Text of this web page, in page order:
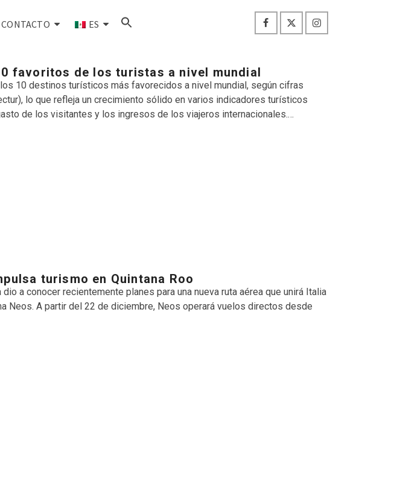
CONTACTO ES
favoritos de los turistas a nivel mundial
10 destinos turísticos más favorecidos a nivel mundial, según cifras
lo que refleja un crecimiento sólido en varios indicadores turísticos
de los visitantes y los ingresos de los viajeros internacionales.…
turismo en Quintana Roo
a conocer recientemente planes para una nueva ruta aérea que unirá Italia
Neos. A partir del 22 de diciembre, Neos operará vuelos directos desde